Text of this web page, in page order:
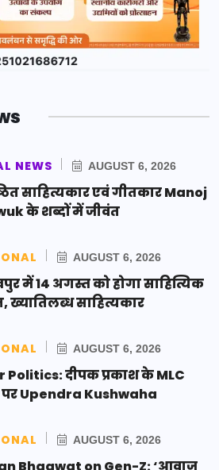
NEWS AUGUST 6, 2026
साहित्यकार एवं गीतकार Manoj
के शब्दों में जीवंत
AUGUST 6, 2026
में 14 अगस्त को होगा साहित्यिक
ख्यातिलब्ध साहित्यकार
AUGUST 6, 2026
Politics: दीपक प्रकाश के MLC
Upendra Kushwaha
AUGUST 6, 2026
Bhagwat on Gen-Z: ‘आवाज